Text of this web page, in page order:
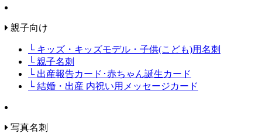
親子向け
└ キッズ・キッズモデル・子供(こども)用名刺
└ 親子名刺
└ 出産報告カード･赤ちゃん誕生カード
└ 結婚・出産 内祝い用メッセージカード
写真名刺